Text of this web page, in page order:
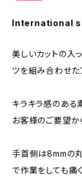
International
美しいカットの入
ツを組み合わせた
キラキラ感のある
お客様のご要望か
手首側は8mmの
で作業をしても痛